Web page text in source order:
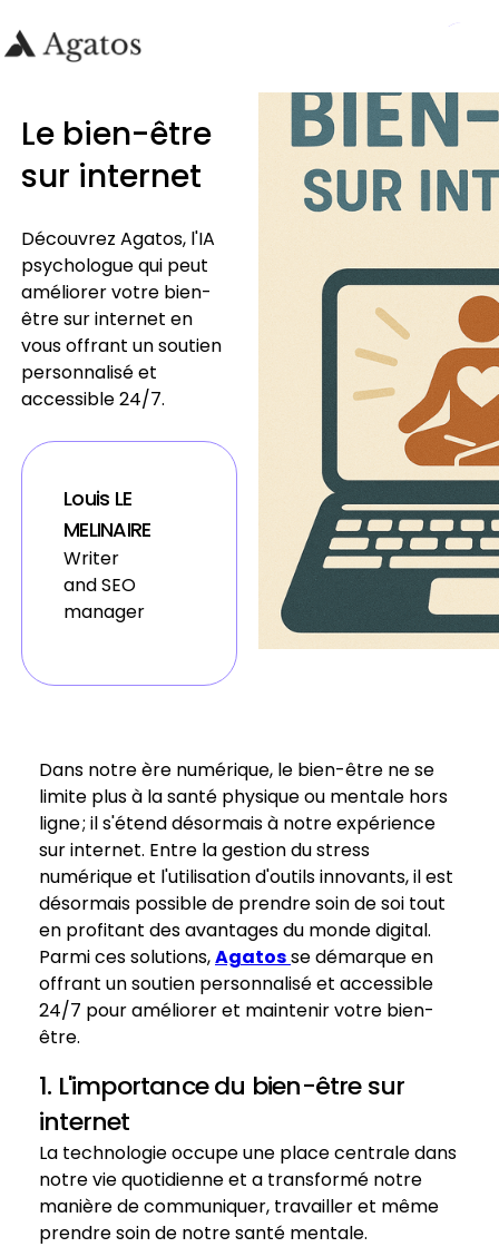
Le bien-être
sur internet
Découvrez Agatos, l'IA
psychologue qui peut
améliorer votre bien-
être sur internet en
vous offrant un soutien
personnalisé et
accessible 24/7.
Louis LE
MELINAIRE
Writer
and SEO
manager
Dans notre ère numérique, le bien-être ne se
limite plus à la santé physique ou mentale hors
ligne ; il s'étend désormais à notre expérience
sur internet. Entre la gestion du stress
numérique et l'utilisation d'outils innovants, il est
désormais possible de prendre soin de soi tout
en profitant des avantages du monde digital.
Parmi ces solutions,Agatosse démarque en
offrant un soutien personnalisé et accessible
24/7 pour améliorer et maintenir votre bien-
être.
1. L'importance du bien-être sur
internet
La technologie occupe une place centrale dans
notre vie quotidienne et a transformé notre
manière de communiquer, travailler et même
prendre soin de notre santé mentale.